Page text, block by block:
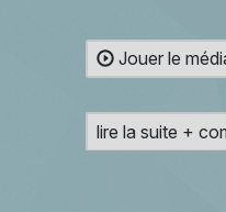
Jouer le
lire la suite +